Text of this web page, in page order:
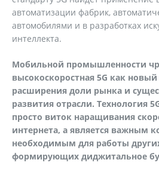
автоматизации фабрик,
автомобилями и в разработках
интеллекта.
Мобильной промышленности
высокоскоростная 5G как
расширения доли рынка и
развития отрасли. Технология
просто виток наращивания
интернета, а является важным
необходимым для работы
формирующих диджитальное